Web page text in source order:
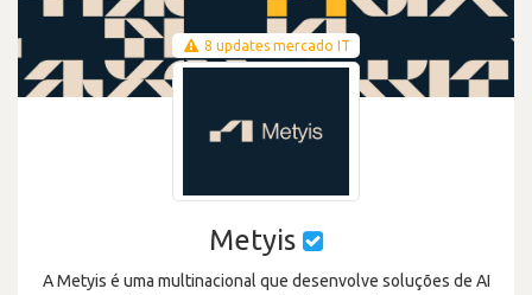
8 updates mercado IT
Metyis
A Metyis é uma multinacional que desenvolve soluções de AI